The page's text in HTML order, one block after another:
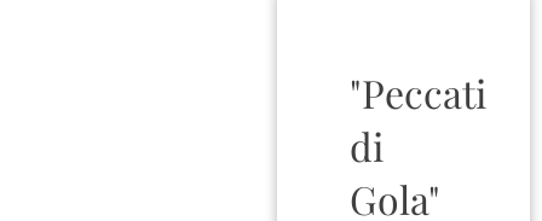
"Peccati
di
Gola"